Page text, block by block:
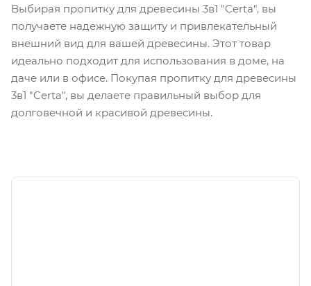
Выбирая пропитку для древесины 3в1 "Certa", вы
получаете надежную защиту и привлекательный
внешний вид для вашей древесины. Этот товар
идеально подходит для использования в доме, на
даче или в офисе. Покупая пропитку для древесины
3в1 "Certa", вы делаете правильный выбор для
долговечной и красивой древесины.